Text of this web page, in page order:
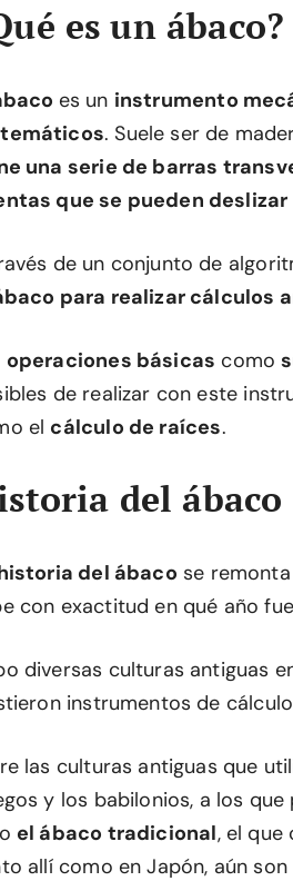
es un ábaco?
es un instrumento
. Suele ser de
una serie de barras
que se pueden
de un conjunto de
para realizar cálculos
operaciones básicas como
de realizar con este
el cálculo de raíces.
del ábaco
del ábaco se
con exactitud en qué año
diversas culturas antiguas
instrumentos de
las culturas antiguas que
y los babilonios, a los
el ábaco tradicional, el que
allí como en Japón, aún